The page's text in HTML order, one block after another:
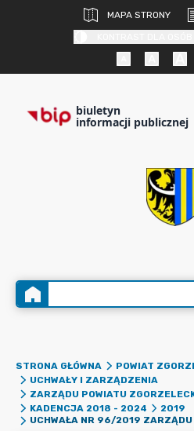
MAPA STRONY
biuletyn
informacji publicznej
STRONA GŁÓWNA
POWIAT
UCHWAŁY I ZARZĄDZENIA
ZARZĄDU POWIATU
KADENCJA 2018 - 2024
2019